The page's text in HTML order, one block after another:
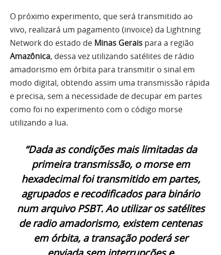
O próximo experimento, que será transmitido ao
vivo, realizará um pagamento (invoice) da Lightning
Network do estado de Minas Gerais para a região
Amazônica, dessa vez utilizando satélites de rádio
amadorismo em órbita para transmitir o sinal em
modo digital, obtendo assim uma transmissão rápida
e precisa, sem a necessidade de decupar em partes
como foi no experimento com o código morse
utilizando a lua.
“Dada as condições mais limitadas da
primeira transmissão, o morse em
hexadecimal foi transmitido em partes,
agrupados e recodificados para binário
num arquivo PSBT. Ao utilizar os satélites
de radio amadorismo, existem centenas
em órbita, a transação poderá ser